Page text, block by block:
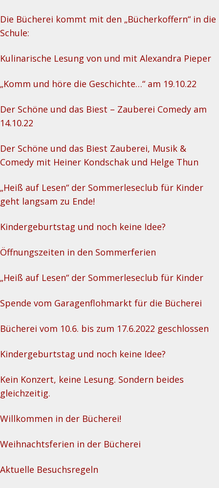
Die Bücherei kommt mit den „Bücherkoffern“ in die
Schule:
Kulinarische Lesung von und mit Alexandra Pieper
„Komm und höre die Geschichte…“ am 19.10.22
Der Schöne und das Biest – Zauberei Comedy am
14.10.22
Der Schöne und das Biest Zauberei, Musik &
Comedy mit Heiner Kondschak und Helge Thun
„Heiß auf Lesen“ der Sommerleseclub für Kinder
geht langsam zu Ende!
Kindergeburtstag und noch keine Idee?
Öffnungszeiten in den Sommerferien
„Heiß auf Lesen“ der Sommerleseclub für Kinder
Spende vom Garagenflohmarkt für die Bücherei
Bücherei vom 10.6. bis zum 17.6.2022 geschlossen
Kindergeburtstag und noch keine Idee?
Kein Konzert, keine Lesung. Sondern beides
gleichzeitig.
Willkommen in der Bücherei!
Weihnachtsferien in der Bücherei
Aktuelle Besuchsregeln